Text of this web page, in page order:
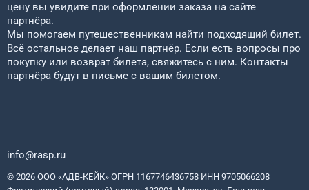
цену вы увидите при оформлении заказа на сайте
партнёра.
Мы помогаем путешественникам найти подходящий билет.
Всё остальное делает наш партнёр. Если есть вопросы про
покупку или возврат билета, свяжитесь с ним. Контакты
партнёра будут в письме с вашим билетом.
info@rasp.ru
© 2026 ООО «АДВ-КЕЙК» ОГРН 1167746436758 ИНН 9705066208